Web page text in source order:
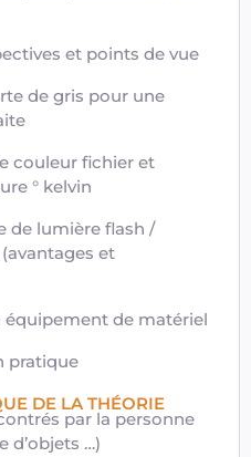
et points de vue
de gris pour une
couleur fichier et
° kelvin
de lumière flash /
et
équipement de matériel
pratique
DE LA THÉORIE
par la personne
d’objets …)